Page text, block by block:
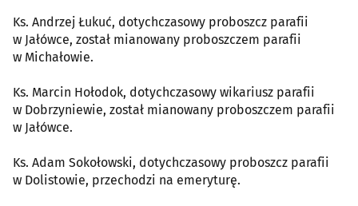
Ks. Andrzej Łukuć, dotychczasowy proboszcz parafii
w Jałówce, został mianowany proboszczem parafii
w Michałowie.
Ks. Marcin Hołodok, dotychczasowy wikariusz parafii
w Dobrzyniewie, został mianowany proboszczem parafii
w Jałówce.
Ks. Adam Sokołowski, dotychczasowy proboszcz parafii
w Dolistowie, przechodzi na emeryturę.